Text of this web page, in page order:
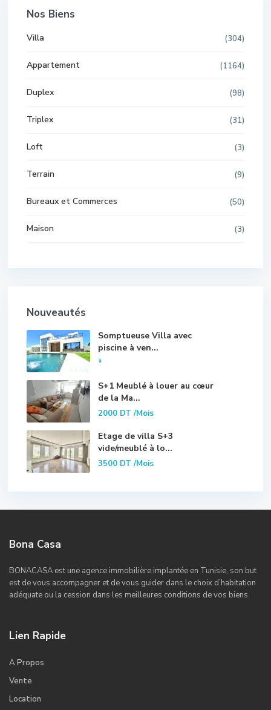
Nos Biens
Villa (304)
Appartement (1164)
Duplex (98)
Triplex (31)
Loft (3)
Terrain (9)
Bureaux et Commerces (50)
Maison (3)
Nouveautés
Somptueuse Villa avec
piscine à ven...
*
S+1 Meublé à louer au cœur
de la Ma...
2000 DT/Mois
Etage de villa S+3
vide/meublé à lo...
3500 DT/Mois
Bona Casa
BONACASA est une agence immobilière implantée en Tunisie, son but
est de vous accompagner et de vous guider dans le choix d’habitation
adéquate ou la cession dans les meilleures conditions de vos biens.
Lien Rapide
A Propos
Vente
Location